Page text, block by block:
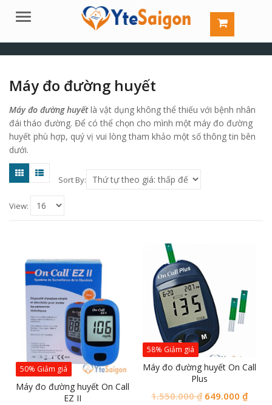
Menu
Máy đo đường huyết
Máy đo đường huyếtlà vật dụng không thể thiếu với bệnh nhân
đái tháo đường. Để có thể chọn cho mình một máy đo đường
huyết phù hợp, quý vị vui lòng tham khảo một số thông tin bên
dưới.
Sort By:
View:
50% Giảm giá
Máy đo đường huyết On Call
EZ II
58% Giảm giá
Máy đo đường huyết On Call
Plus
1.550.000₫ 649.000 ₫